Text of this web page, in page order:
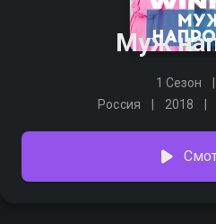
Муж
1 Сезон
Россия
2018